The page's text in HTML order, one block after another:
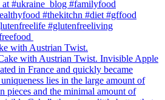
with Austrian Twist.⁠